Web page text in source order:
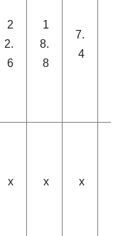
2
2.
6
1
8.
8
7.
4
x x x